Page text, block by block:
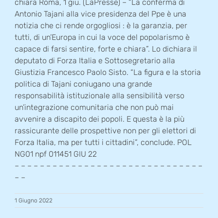
chiara Roma, 1 giu. (LaPresse) – “La conferma di
Antonio Tajani alla vice presidenza del Ppe è una
notizia che ci rende orgogliosi : è la garanzia, per
tutti, di un’Europa in cui la voce del popolarismo è
capace di farsi sentire, forte e chiara”. Lo dichiara il
deputato di Forza Italia e Sottosegretario alla
Giustizia Francesco Paolo Sisto. “La figura e la storia
politica di Tajani coniugano una grande
responsabilità istituzionale alla sensibilità verso
un’integrazione comunitaria che non può mai
avvenire a discapito dei popoli. E questa è la più
rassicurante delle prospettive non per gli elettori di
Forza Italia, ma per tutti i cittadini”, conclude. POL
NG01 npf 011451 GIU 22
– – – – – – – – – – – – – – – – – – – – – – – – – – – – – –
– –
1 Giugno 2022